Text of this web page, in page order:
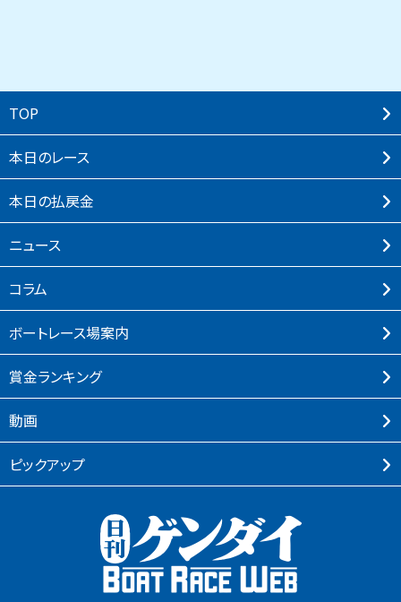
TOP
本⽇のレース
本⽇の払戻⾦
ニュース
コラム
ボートレース場案内
賞⾦ランキング
動画
ピックアップ